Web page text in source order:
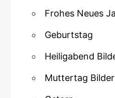
Frohes Neues
Geburtstag
Heiligabend
Muttertag Bilder